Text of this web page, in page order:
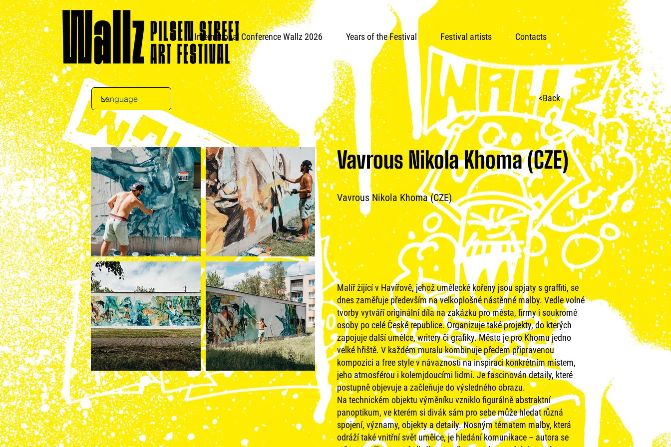
International Conference Wallz 2026 Years of the Festival Festival artists Contacts
<Back
Vavrous Nikola Khoma (CZE)
Vavrous Nikola Khoma (CZE)
Malíř žijící v Havířově, jehož umělecké kořeny jsou spjaty s graffiti, se
dnes zaměřuje především na velkoplošné nástěnné malby. Vedle volné
tvorby vytváří originální díla na zakázku pro města, firmy i soukromé
osoby po celé České republice. Organizuje také projekty, do kterých
zapojuje další umělce, writery či grafiky. Město je pro Khomu jedno
velké hřiště. V každém muralu kombinuje předem připravenou
kompozici a free style v návaznosti na inspiraci konkrétním místem,
jeho atmosférou i kolemjdoucími lidmi. Je fascinován detaily, které
postupně objevuje a začleňuje do výsledného obrazu.
Na technickém objektu výměníku vzniklo figurálně abstraktní
panoptikum, ve kterém si divák sám pro sebe může hledat různá
spojení, významy, objekty a detaily. Nosným tématem malby, která
odráží také vnitřní svět umělce, je hledání komunikace – autora se